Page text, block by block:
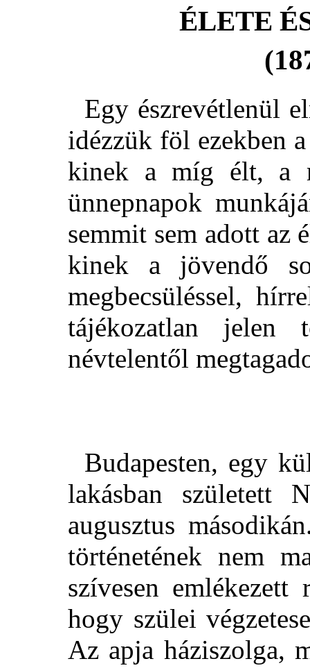
ÉLETE
Egy észrevétlenül
idézzük föl ezekben
kinek a míg élt, a
ünnepnapok
semmit sem adott az
kinek a jövendő
megbecsüléssel,
tájékozatlan jelen
névtelentől
Budapesten, egy
lakásban született
augusztus
történetének nem
szívesen
hogy szülei
Az apja háziszolga,